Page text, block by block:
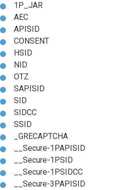
1P_JAR
AEC
APISID
CONSENT
HSID
NID
OTZ
SAPISID
SID
SIDCC
SSID
_GRECAPTCHA
__Secure-1PAPISID
__Secure-1PSID
__Secure-1PSIDCC
__Secure-3PAPISID